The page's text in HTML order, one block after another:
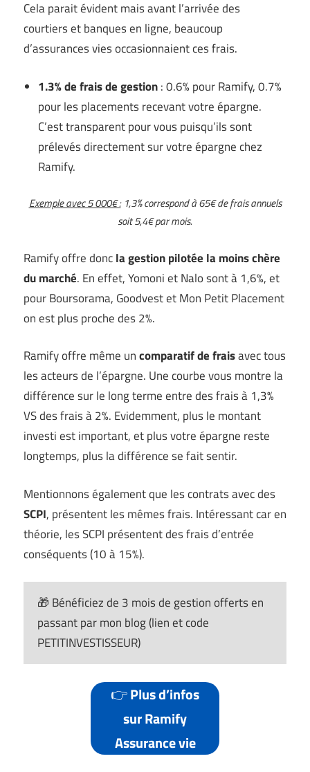
Cela parait évident mais avant l’arrivée des
courtiers et banques en ligne, beaucoup
d’assurances vies occasionnaient ces frais.
1.3% de frais de gestion: 0.6% pour Ramify, 0.7%
pour les placements recevant votre épargne.
C’est transparent pour vous puisqu’ils sont
prélevés directement sur votre épargne chez
Ramify.
Exemple avec 5 000€ :1,3% correspond à 65€ de frais annuels
soit 5,4€ par mois.
Ramify offre doncla gestion pilotée la moins chère
du marché. En effet, Yomoni et Nalo sont à 1,6%, et
pour Boursorama, Goodvest et Mon Petit Placement
on est plus proche des 2%.
Ramify offre même uncomparatif de fraisavec tous
les acteurs de l’épargne. Une courbe vous montre la
différence sur le long terme entre des frais à 1,3%
VS des frais à 2%. Evidemment, plus le montant
investi est important, et plus votre épargne reste
longtemps, plus la différence se fait sentir.
Mentionnons également que les contrats avec des
SCPI, présentent les mêmes frais. Intéressant car en
théorie, les SCPI présentent des frais d’entrée
conséquents (10 à 15%).
🎁 Bénéficiez de 3 mois de gestion offerts en
passant par mon blog (lien et code
PETITINVESTISSEUR)
👉Plus d’infos
sur Ramify
Assurance vie